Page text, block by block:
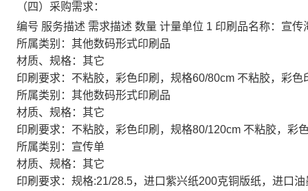
（四）采购需求：
编号 服务描述 需求描述 数量 计量单位 1 印刷品名称：宣传
所属类别：其他数码形式印刷品
材质、规格：其它
印刷要求：不粘胶，彩色印刷，规格60/80cm 不粘胶，彩
所属类别：其他数码形式印刷品
材质、规格：其它
印刷要求：不粘胶，彩色印刷，规格80/120cm 不粘胶，彩
所属类别：宣传单
材质、规格：其它
印刷要求：规格:21/28.5，进口紫兴纸200克铜版纸，进口